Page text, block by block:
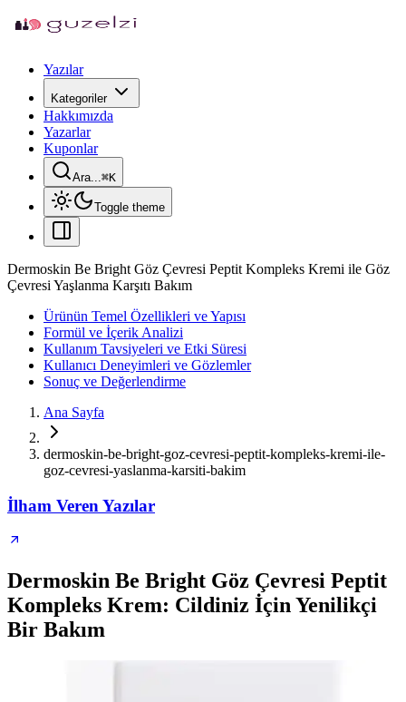
Yazılar
Kategoriler
Hakkımızda
Yazarlar
Kuponlar
Ara...⌘K
Toggle theme
Dermoskin Be Bright Göz Çevresi Peptit Kompleks Kremi ile Göz
Çevresi Yaşlanma Karşıtı Bakım
Ürünün Temel Özellikleri ve Yapısı
Formül ve İçerik Analizi
Kullanım Tavsiyeleri ve Etki Süresi
Kullanıcı Deneyimleri ve Gözlemler
Sonuç ve Değerlendirme
Ana Sayfa
dermoskin-be-bright-goz-cevresi-peptit-kompleks-kremi-ile-
goz-cevresi-yaslanma-karsiti-bakim
İlham Veren Yazılar
Dermoskin Be Bright Göz Çevresi Peptit
Kompleks Krem: Cildiniz İçin Yenilikçi
Bir Bakım